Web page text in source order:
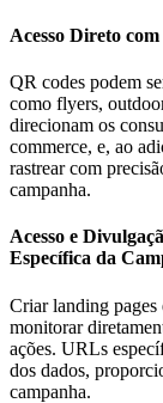
Acesso Direto
QR codes podem
como flyers,
direcionam os
commerce, e, ao
rastrear com
campanha.
Acesso e
Específica da
Criar landing pages
monitorar
ações. URLs
dos dados,
campanha.